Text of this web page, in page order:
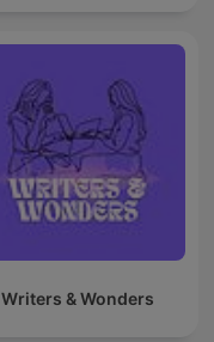
Writers & Wonders